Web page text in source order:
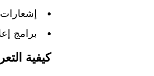
برامج
كيفية